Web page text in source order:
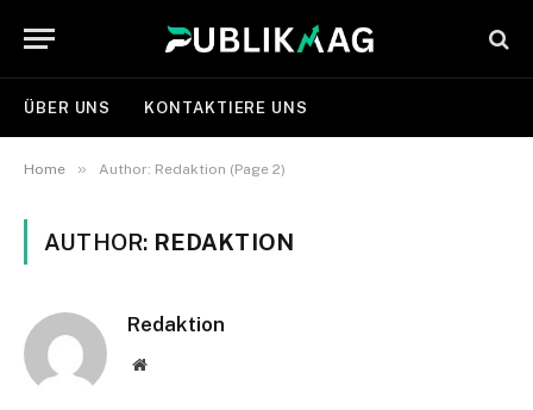
ÜBER UNS KONTAKTIERE UNS
Home » Author: Redaktion (Page 2)
AUTHOR: REDAKTION
Redaktion
Website